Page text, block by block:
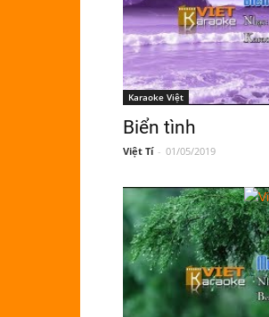
Karaoke Việt
Biển tình
Việt Tí - 01/05/2019